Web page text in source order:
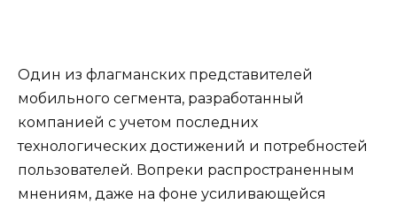
Один из флагманских представителей
мобильного сегмента, разработанный
компанией с учетом последних
технологических достижений и потребностей
пользователей. Вопреки распространенным
мнениям, даже на фоне усиливающейся